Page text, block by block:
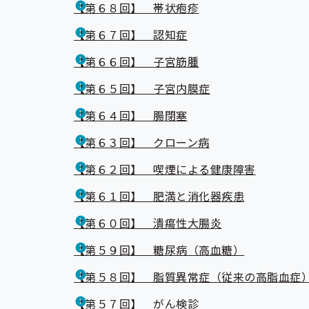
【第６８回】 帯状疱疹
【第６７回】 認知症
【第６６回】 子宮筋腫
【第６５回】 子宮内膜症
【第６４回】 腸閉塞
【第６３回】 クローン病
【第６２回】 喫煙による健康障害
【第６１回】 肥満と消化器疾患
【第６０回】 潰瘍性大腸炎
【第５９回】 糖尿病（高血糖）
【第５８回】 脂質異常症（従来の高脂血症
【第５７回】 がん検診